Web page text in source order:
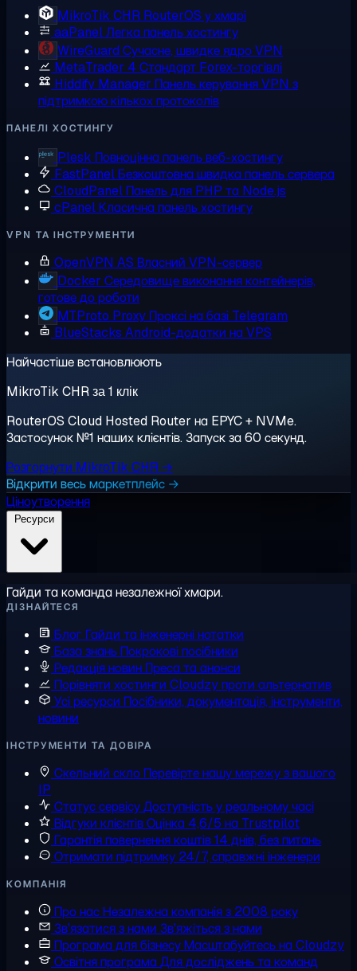
MikroTik CHR RouterOS у хмарі
aaPanelЛегка панель хостингу
WireGuard Сучасне, швидке ядро VPN
MetaTrader 4 Стандарт Forex-торгівлі
Hiddify Manager Панель керування VPN з
підтримкою кількох протоколів
ПАНЕЛІ ХОСТИНГУ
Plesk Повноцінна панель веб-хостингу
FastPanelБезкоштовна швидка панель сервера
CloudPanel Панель для PHP та Node.js
cPanelКласична панель хостингу
VPN ТА ІНСТРУМЕНТИ
OpenVPN AS Власний VPN-сервер
Docker Середовище виконання контейнерів,
готове до роботи
MTProto Proxy Проксі на базі Telegram
BlueStacks Android-додатки на VPS
Найчастіше встановлюють
MikroTik CHR за 1 клік
RouterOS Cloud Hosted Router на EPYC + NVMe.
Застосунок №1 наших клієнтів. Запуск за 60 секунд.
Розгорнути MikroTik CHR →
Відкрити весь маркетплейс →
Ціноутворення
Гайди та команда незалежної хмари.
ДІЗНАЙТЕСЯ
Блог Гайди та інженерні нотатки
База знань Покрокові посібники
Редакція новин Преса та анонси
Порівняти хостинги Cloudzy проти альтернатив
Усі ресурси Посібники, документація, інструменти,
новини
ІНСТРУМЕНТИ ТА ДОВІРА
Скельний скло Перевірте нашу мережу з вашого
IP
Статус сервісуДоступність у реальному часі
Відгуки клієнтівОцінка 4,6/5 на Trustpilot
Гарантія повернення коштів14 днів, без питань
Отримати підтримку 24/7, справжні інженери
КОМПАНІЯ
Про насНезалежна компанія з 2008 року
Зв'язатися з нами Зв'яжіться з нами
Програма для бізнесуМасштабуйтесь на Cloudzy
Освітня програмаДля досліджень та команд